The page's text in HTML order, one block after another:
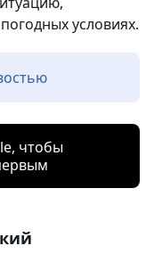
условиях.
чтобы